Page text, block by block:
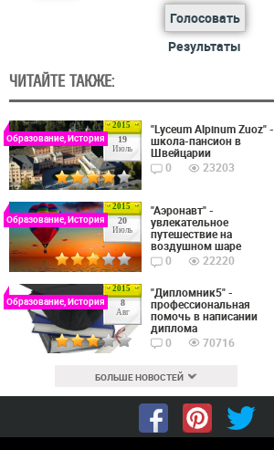
Голосовать
Результаты
ЧИТАЙТЕ ТАКЖЕ:
2015
19
Июль
Образование, История
"Lyceum Alpinum Zuoz" -
школа-пансион в
Швейцарии
0
23203
2015
20
Июль
Образование, История
"Аэронавт" -
увлекательное
путешествие на
воздушном шаре
0
22220
2015
8
Авг
Образование, История
"Дипломник5" -
профессиональная
помочь в написании
диплома
0
70716
БОЛЬШЕ НОВОСТЕЙ